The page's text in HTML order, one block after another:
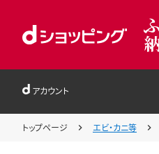
アカウント
トップページ エビ・カニ等